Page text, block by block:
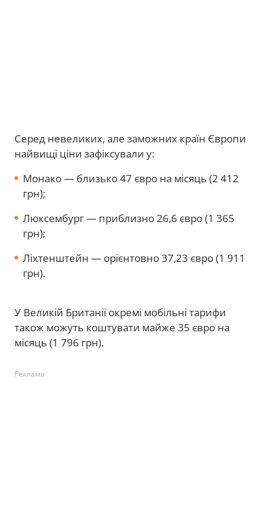
Серед невеликих, але заможних країн Європи
найвищі ціни зафіксували у:
Монако — близько 47 євро на місяць (2 412
грн);
Люксембург — приблизно 26,6 євро (1 365
грн);
Ліхтенштейн — орієнтовно 37,23 євро (1 911
грн).
У Великій Британії окремі мобільні тарифи
також можуть коштувати майже 35 євро на
місяць (1 796 грн).
Реклама